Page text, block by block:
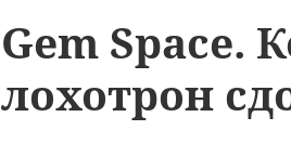
Gem Space.
лохотрон